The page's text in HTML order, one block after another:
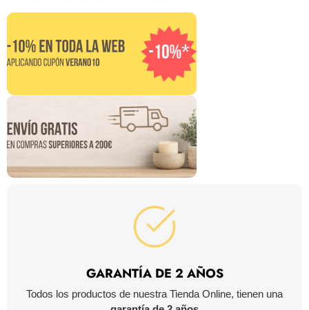
GARANTÍA DE 2 AÑOS
Todos los productos de nuestra Tienda Online, tienen una